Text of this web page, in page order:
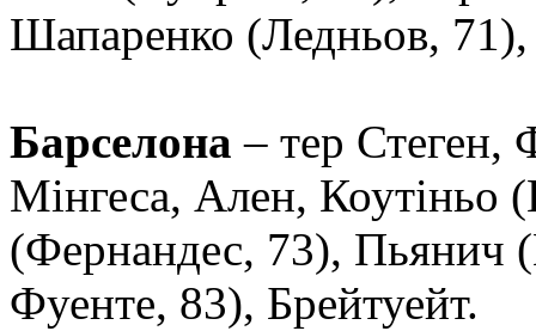
Шапаренко (Ледньов, 71),
Барселона – тер Стеген,
Мінгеса, Ален, Коутіньо
(Фернандес, 73), Пьянич
Фуенте, 83), Брейтуейт.